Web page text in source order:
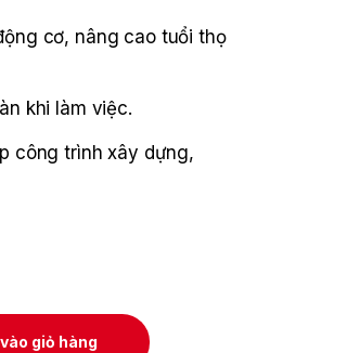
cơ, nâng cao tuổi thọ
khi làm việc.
công trình xây dựng,
quantity
giỏ hàng